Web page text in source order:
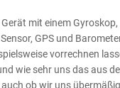
mit einem
GPS und
vorrechnen
wie sehr uns das aus
ob wir uns